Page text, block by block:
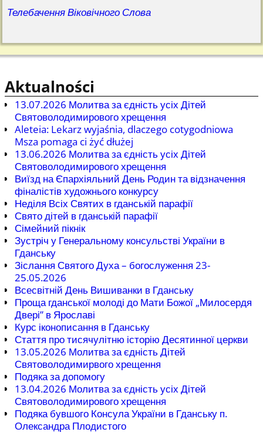
Телебачення Віковічного Слова
Aktualności
13.07.2026 Молитва за єдність усіх Дітей
Святоволодимирового хрещення
Aleteia: Lekarz wyjaśnia, dlaczego cotygodniowa
Msza pomaga ci żyć dłużej
13.06.2026 Молитва за єдність усіх Дітей
Святоволодимирового хрещення
Виїзд на Єпархіяльний День Родин та відзначення
фіналістів художнього конкурсу
Неділя Всіх Святих в гданській парафії
Свято дітей в гданській парафії
Сімейний пікнік
Зустріч у Генеральному консульстві України в
Гданську
Зіслання Святого Духа – богослуження 23-
25.05.2026
Всесвітній День Вишиванки в Гданську
Проща гданської молоді до Мати Божої „Милосердя
Двері” в Ярославі
Курс іконописання в Гданську
Стаття про тисячулітню історію Десятинної церкви
13.05.2026 Молитва за єдність Дітей
Святоволодимирвого хрещення
Подяка за допомогу
13.04.2026 Молитва за єдність усіх Дітей
Святоволодимирового хрещення
Подяка бувшого Консула України в Гданську п.
Олександра Плодистого